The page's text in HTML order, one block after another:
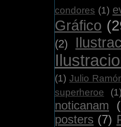
condores (1)
Gráfico
(2)
(1) Julio
superheroe
(1)
noticanam
posters (7)